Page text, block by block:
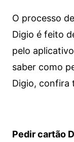
O processo
Digio é feito
pelo
saber como
Digio, confira
Pedir cartão